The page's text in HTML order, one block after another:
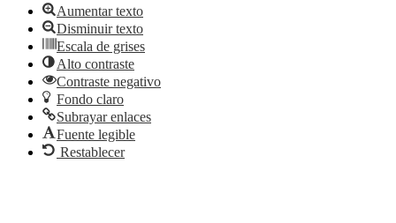
Aumentar texto
Disminuir texto
Escala de grises
Alto contraste
Contraste negativo
Fondo claro
Subrayar enlaces
Fuente legible
Restablecer